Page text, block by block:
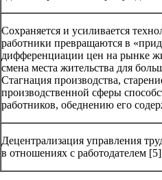
Сохраняется и усиливается
работники превращаются в
дифференциации цен на рынке
смена места жительства для
Стагнация производства,
производственной сферы
работников, обеднению его
Децентрализация управления
в отношениях с работодателем